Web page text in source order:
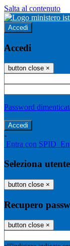
Salta al contenuto
Accedi
Accedi
button close ×
Password
-
Entra con SPID
Seleziona utente
button close ×
Recupero
button close ×